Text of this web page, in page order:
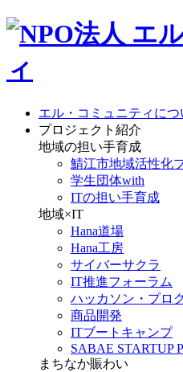
エル・コミュニティにつ
プロジェクト紹介
地域の担い手育成
鯖江市地域活性化
学生団体with
ITの担い手育成
地域×IT
Hana道場
Hana工房
サイバーサクラ
IT推進フォーラム
ハッカソン・プロ
商品開発
ITブートキャンプ
SABAE STARTUP
まちなか賑わい